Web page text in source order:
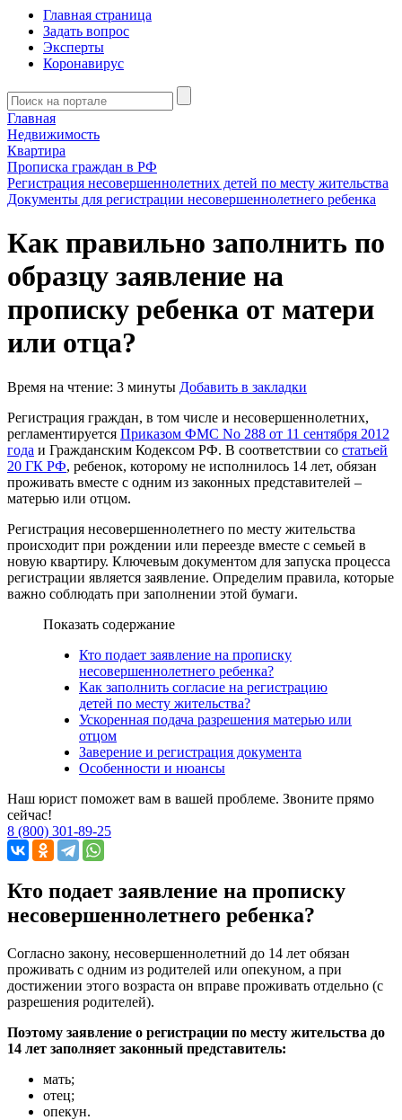
Главная страница
Задать вопрос
Эксперты
Коронавирус
Главная
Недвижимость
Квартира
Прописка граждан в РФ
Регистрация несовершеннолетних детей по месту жительства
Документы для регистрации несовершеннолетнего ребенка
Как правильно заполнить по
образцу заявление на
прописку ребенка от матери
или отца?
Время на чтение: 3 минуты Добавить в закладки
Регистрация граждан, в том числе и несовершеннолетних,
регламентируется Приказом ФМС No 288 от 11 сентября 2012
года и Гражданским Кодексом РФ. В соответствии со статьей
20 ГК РФ, ребенок, которому не исполнилось 14 лет, обязан
проживать вместе с одним из законных представителей –
матерью или отцом.
Регистрация несовершеннолетнего по месту жительства
происходит при рождении или переезде вместе с семьей в
новую квартиру. Ключевым документом для запуска процесса
регистрации является заявление. Определим правила, которые
важно соблюдать при заполнении этой бумаги.
Показать содержание
Кто подает заявление на прописку
несовершеннолетнего ребенка?
Как заполнить согласие на регистрацию
детей по месту жительства?
Ускоренная подача разрешения матерью или
отцом
Заверение и регистрация документа
Особенности и нюансы
Наш юрист поможет вам в вашей проблеме. Звоните прямо
сейчас!
8 (800) 301-89-25
Кто подает заявление на прописку
несовершеннолетнего ребенка?
Согласно закону, несовершеннолетний до 14 лет обязан
проживать с одним из родителей или опекуном, а при
достижении этого возраста он вправе проживать отдельно (с
разрешения родителей).
Поэтому заявление о регистрации по месту жительства до
14 лет заполняет законный представитель:
мать;
отец;
опекун.